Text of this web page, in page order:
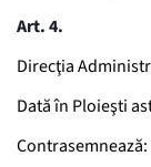
Art. 4.
Direcţia
Dată în Ploieşti
Contrasemnează: